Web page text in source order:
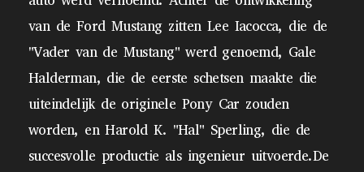
van de Ford Mustang zitten Lee Iacocca, die de
"Vader van de Mustang" werd genoemd, Gale
Halderman, die de eerste schetsen maakte die
uiteindelijk de originele Pony Car zouden
worden, en Harold K. "Hal" Sperling, die de
succesvolle productie als ingenieur uitvoerde.De